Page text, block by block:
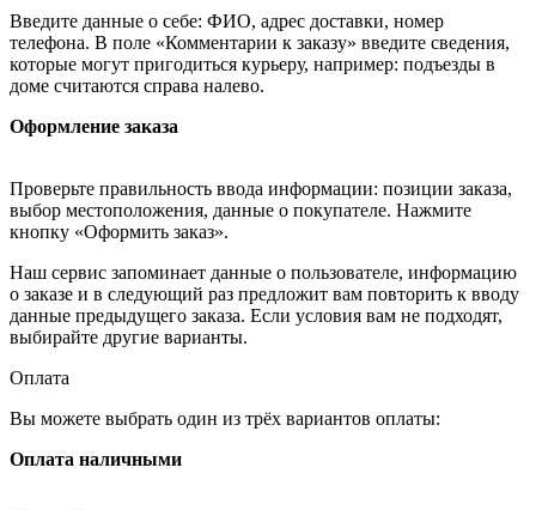
Введите данные о себе: ФИО, адрес доставки, номер
телефона. В поле «Комментарии к заказу» введите сведения,
которые могут пригодиться курьеру, например: подъезды в
доме считаются справа налево.
Оформление заказа
Проверьте правильность ввода информации: позиции заказа,
выбор местоположения, данные о покупателе. Нажмите
кнопку «Оформить заказ».
Наш сервис запоминает данные о пользователе, информацию
о заказе и в следующий раз предложит вам повторить к вводу
данные предыдущего заказа. Если условия вам не подходят,
выбирайте другие варианты.
Оплата
Вы можете выбрать один из трёх вариантов оплаты:
Оплата наличными